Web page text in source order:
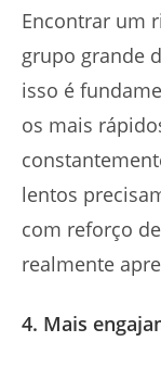
Encontrar um
grupo grande
isso é
os mais
lentos
com reforço
realmente
4. Mais